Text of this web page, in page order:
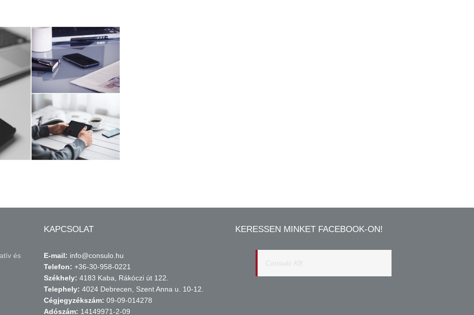
és
KAPCSOLAT
E-mail: info@consulo.hu
Telefon: +36-30-958-0221
Székhely: 4183 Kaba, Rákóczi út 122.
Telephely: 4024 Debrecen, Szent Anna u. 10-12.
Cégjegyzékszám: 09-09-014278
Adószám: 14149971-2-09
KERESSEN MINKET FACEBOOK-ON!
Consulo Kft.